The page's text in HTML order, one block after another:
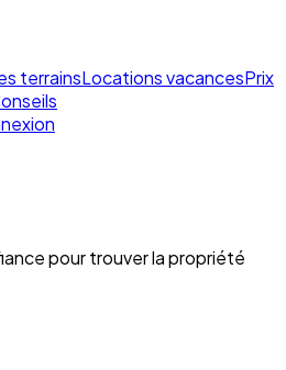
terrainsLocations vacancesPrix
pour trouver la propriété